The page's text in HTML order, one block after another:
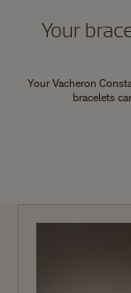
Your
Your Vacheron
bracelets